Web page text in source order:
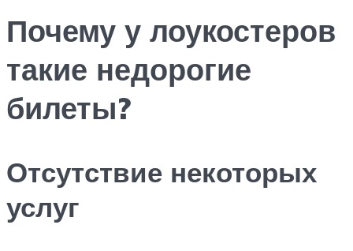
Почему у лоукостеров
такие недорогие
билеты?
Отсутствие некоторых
услуг